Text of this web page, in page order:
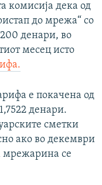
комисија дека од
до мрежа“ со
денари, во
месец исто
е покачена од
денари.
сметки
ако во декември
мрежарина се